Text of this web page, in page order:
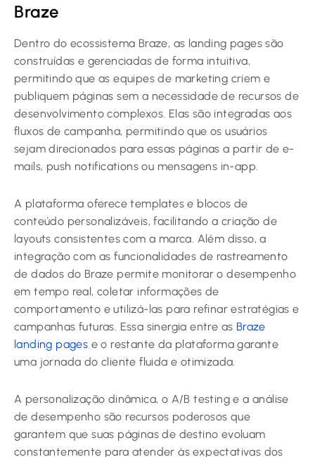
Braze
Dentro do ecossistema Braze, as landing pages são
construídas e gerenciadas de forma intuitiva,
permitindo que as equipes de marketing criem e
publiquem páginas sem a necessidade de recursos de
desenvolvimento complexos. Elas são integradas aos
fluxos de campanha, permitindo que os usuários
sejam direcionados para essas páginas a partir de e-
mails, push notifications ou mensagens in-app.
A plataforma oferece templates e blocos de
conteúdo personalizáveis, facilitando a criação de
layouts consistentes com a marca. Além disso, a
integração com as funcionalidades de rastreamento
de dados do Braze permite monitorar o desempenho
em tempo real, coletar informações de
comportamento e utilizá-las para refinar estratégias e
campanhas futuras. Essa sinergia entre as Braze
landing pages e o restante da plataforma garante
uma jornada do cliente fluida e otimizada.
A personalização dinâmica, o A/B testing e a análise
de desempenho são recursos poderosos que
garantem que suas páginas de destino evoluam
constantemente para atender às expectativas dos